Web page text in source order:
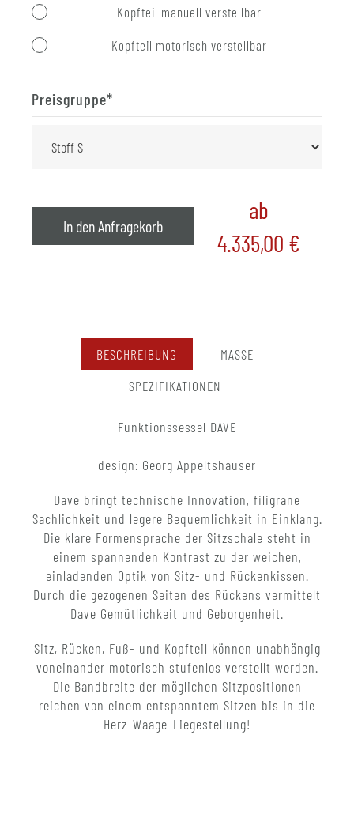
Kopfteil manuell verstellbar
Kopfteil motorisch verstellbar
Preisgruppe*
In den Anfragekorb
ab
4.335,00 €
BESCHREIBUNG
MASSE
SPEZIFIKATIONEN
Funktionssessel DAVE
design: Georg Appeltshauser
Dave bringt technische Innovation, filigrane
Sachlichkeit und legere Bequemlichkeit in Einklang.
Die klare Formensprache der Sitzschale steht in
einem spannenden Kontrast zu der weichen,
einladenden Optik von Sitz- und Rückenkissen.
Durch die gezogenen Seiten des Rückens vermittelt
Dave Gemütlichkeit und Geborgenheit.
Sitz, Rücken, Fuß- und Kopfteil können unabhängig
voneinander motorisch stufenlos verstellt werden.
Die Bandbreite der möglichen Sitzpositionen
reichen von einem entspanntem Sitzen bis in die
Herz-Waage-Liegestellung!